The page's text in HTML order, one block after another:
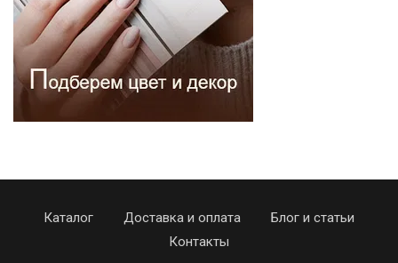
Каталог Доставка и оплата
Блог и статьи
Контакты